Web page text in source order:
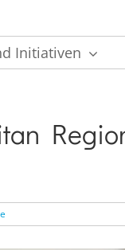
Initiativen